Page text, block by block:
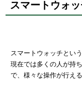
スマートウォ
スマートウォッチとい
現在では多くの人が持
で、様々な操作が行え